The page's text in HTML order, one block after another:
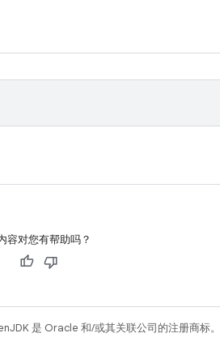
容对您有帮助吗？
是 Oracle 和/或其关联公司的注册商标。